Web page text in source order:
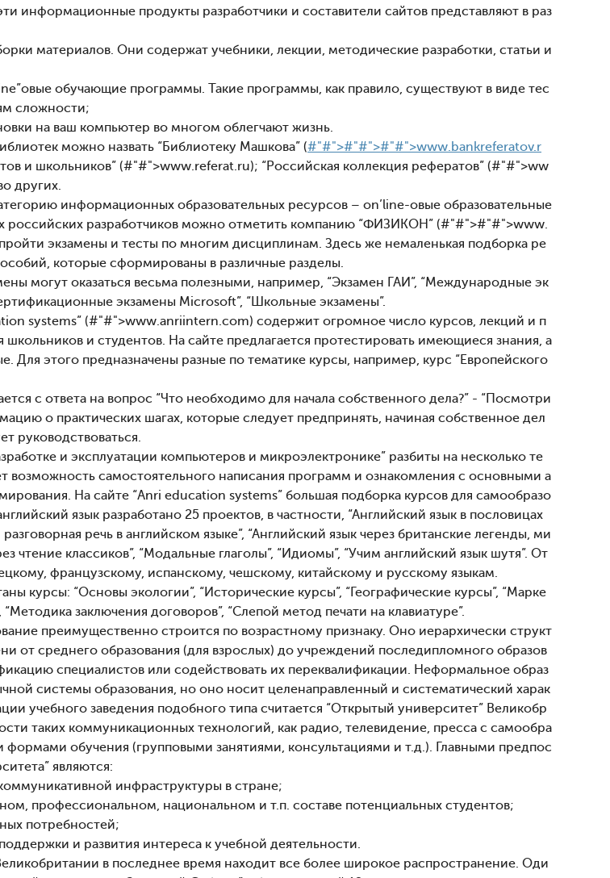
информационные продукты разработчики и составители сайтов представляют в раз
материалов. Они содержат учебники, лекции, методические разработки, статьи и
обучающие программы. Такие программы, как правило, существуют в виде тес
сложности;
на ваш компьютер во многом облегчают жизнь.
можно назвать “Библиотеку Машкова” (#"#">#"#">#"#">www.bankreferatov.r
и школьников” (#"#">www.referat.ru); “Российская коллекция рефератов” (#"#">ww
других.
информационных образовательных ресурсов – on’line-овые образовательные
российских разработчиков можно отметить компанию “ФИЗИКОН” (#"#">#"#">www.
экзамены и тесты по многим дисциплинам. Здесь же немаленькая подборка ре
которые сформированы в различные разделы.
могут оказаться весьма полезными, например, “Экзамен ГАИ”, “Международные эк
экзамены Microsoft”, “Школьные экзамены”.
systems” (#"#">www.anriintern.com) содержит огромное число курсов, лекций и п
школьников и студентов. На сайте предлагается протестировать имеющиеся знания, а
Для этого предназначены разные по тематике курсы, например, курс “Европейского
с ответа на вопрос “Что необходимо для начала собственного дела?” - “Посмотри
о практических шагах, которые следует предпринять, начиная собственное дел
руководствоваться.
и эксплуатации компьютеров и микроэлектронике” разбиты на несколько те
возможность самостоятельного написания программ и ознакомления с основными а
На сайте “Anri education systems” большая подборка курсов для самообразо
язык разработано 25 проектов, в частности, “Английский язык в пословицах
речь в английском языке”, “Английский язык через британские легенды, ми
чтение классиков”, “Модальные глаголы”, “Идиомы”, “Учим английский язык шутя”. От
французскому, испанскому, чешскому, китайскому и русскому языкам.
курсы: “Основы экологии”, “Исторические курсы”, “Географические курсы”, “Марке
“Методика заключения договоров”, “Слепой метод печати на клавиатуре”.
преимущественно строится по возрастному признаку. Оно иерархически структ
от среднего образования (для взрослых) до учреждений последипломного образов
специалистов или содействовать их переквалификации. Неформальное образ
системы образования, но оно носит целенаправленный и систематический харак
учебного заведения подобного типа считается “Открытый университет” Великобр
таких коммуникационных технологий, как радио, телевидение, пресса с самообра
обучения (групповыми занятиями, консультациями и т.д.). Главными предпос
являются:
инфраструктуры в стране;
профессиональном, национальном и т.п. составе потенциальных студентов;
потребностей;
и развития интереса к учебной деятельности.
в последнее время находит все более широкое распространение. Оди